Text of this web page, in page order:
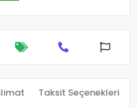
Taksit Seçenekleri